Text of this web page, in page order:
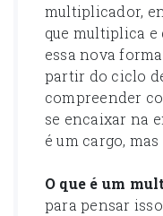
multiplicador,
que multiplica e
essa nova
partir do ciclo
compreender
se encaixar na
é um cargo,
O que é um
para pensar